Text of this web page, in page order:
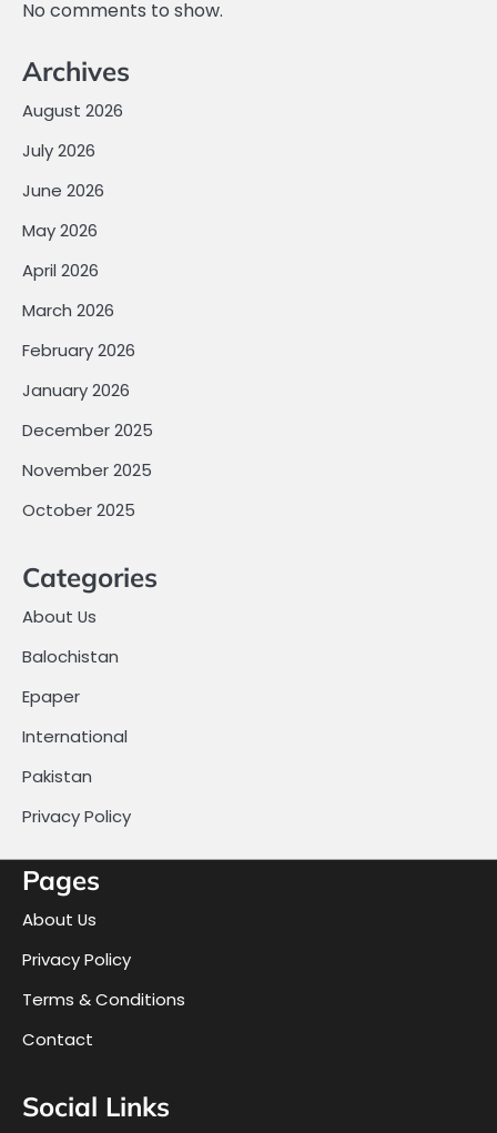
No comments to show.
Archives
August 2026
July 2026
June 2026
May 2026
April 2026
March 2026
February 2026
January 2026
December 2025
November 2025
October 2025
Categories
About Us
Balochistan
Epaper
International
Pakistan
Privacy Policy
Pages
About Us
Privacy Policy
Terms & Conditions
Contact
Social Links